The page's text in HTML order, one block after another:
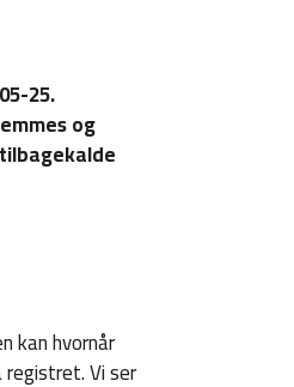
25.
og
kan hvornår
Vi ser